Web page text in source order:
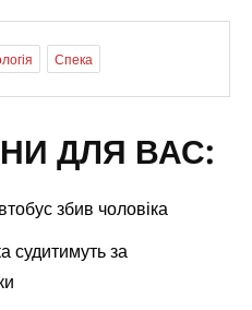
Спека
ДЛЯ ВАС:
збив чоловіка
судитимуть за